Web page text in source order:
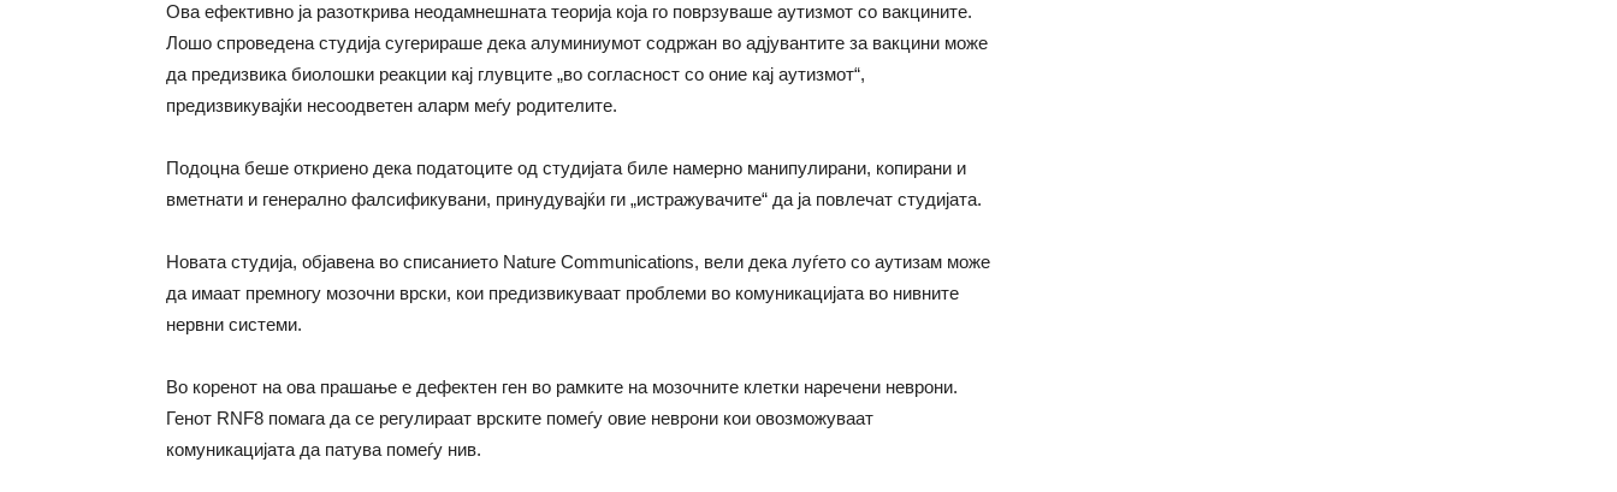
Ова ефективно ја разоткрива неодамнешната теорија која го поврзуваше аутизмот со вакцините.
Лошо спроведена студија сугерираше дека алуминиумот содржан во адјувантите за вакцини може
да предизвика биолошки реакции кај глувците „во согласност со оние кај аутизмот“,
предизвикувајќи несоодветен аларм меѓу родителите.
Подоцна беше откриено дека податоците од студијата биле намерно манипулирани, копирани и
вметнати и генерално фалсификувани, принудувајќи ги „истражувачите“ да ја повлечат студијата.
Новата студија, објавена во списанието Nature Communications, вели дека луѓето со аутизам може
да имаат премногу мозочни врски, кои предизвикуваат проблеми во комуникацијата во нивните
нервни системи.
Во коренот на ова прашање е дефектен ген во рамките на мозочните клетки наречени неврони.
Генот RNF8 помага да се регулираат врските помеѓу овие неврони кои овозможуваат
комуникацијата да патува помеѓу нив.